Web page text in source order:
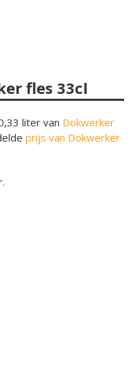
fles 33cl
liter van Dokwerker
prijs van Dokwerker